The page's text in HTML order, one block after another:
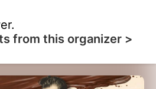
from this organizer >